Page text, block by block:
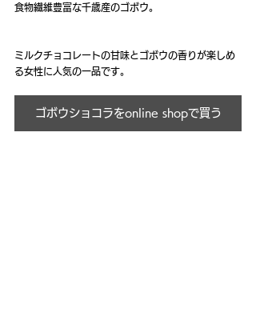
食物繊維豊富な千歳産のゴボウ。
ミルクチョコレートの甘味とゴボウの香りが楽しめ
る女性に人気の一品です。
ゴボウショコラをonline shopで買う